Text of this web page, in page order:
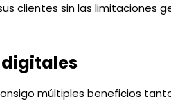
clientes sin las limitaciones
digitales
múltiples beneficios